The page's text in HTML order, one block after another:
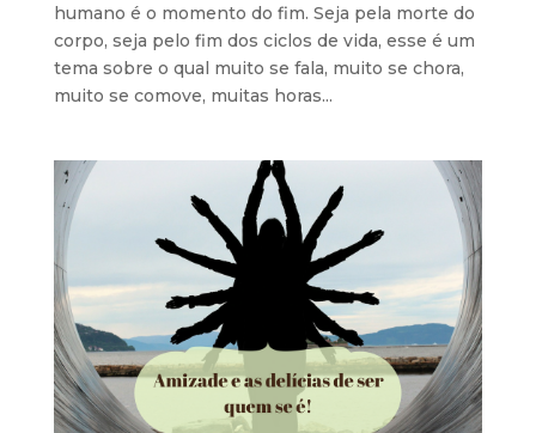
humano é o momento do fim. Seja pela morte do
corpo, seja pelo fim dos ciclos de vida, esse é um
tema sobre o qual muito se fala, muito se chora,
muito se comove, muitas horas...